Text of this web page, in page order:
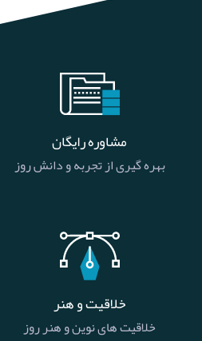
مشاوره رایگان
بهره گیری از تجربه و دانش روز
خلاقیت و هنر
خلاقیت های نوین و هنر روز